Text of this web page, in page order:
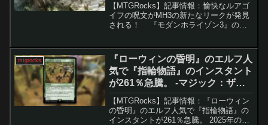
【MTGRocks】記事情報：愉快なルアゴ
イフの呪文がMH3の新たなリークが発見
される！ 『モダンホライゾン3』の発
になりました。要点解説Nethergoyf:...
mtgrocks
『ローウィンの昏明』のエルフ人
気で『指輪物語』のインスタント
が261％急騰。 -マジック：ザ・
ギャザリング
【MTGRocks】記事情報：『ローウィン
の昏明』のエルフ人気で『指輪物語』の
インスタントが261％急騰。 2025年の終